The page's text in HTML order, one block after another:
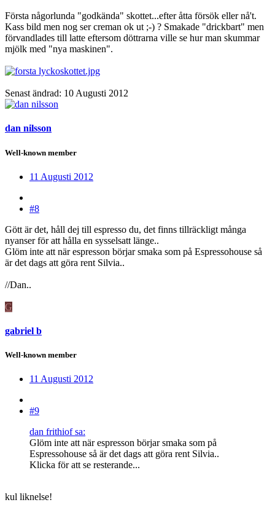
Första någorlunda "godkända" skottet...efter åtta försök eller nå't.
Kass bild men nog ser creman ok ut ;-) ? Smakade "drickbart" men
förvandlades till latte eftersom döttrarna ville se hur man skummar
mjölk med "nya maskinen".
Senast ändrad: 10 Augusti 2012
dan nilsson
Well-known member
11 Augusti 2012
#8
Gött är det, håll dej till espresso du, det finns tillräckligt många
nyanser för att hålla en sysselsatt länge..
Glöm inte att när espresson börjar smaka som på Espressohouse så
är det dags att göra rent Silvia..
//Dan..
G
gabriel b
Well-known member
11 Augusti 2012
#9
dan frithiof sa:
Glöm inte att när espresson börjar smaka som på
Espressohouse så är det dags att göra rent Silvia..
Klicka för att se resterande...
kul liknelse!